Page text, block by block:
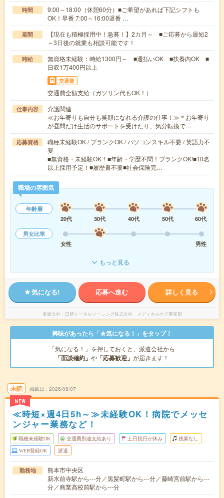
時間
9:00～18:00（休憩60分）■ご希望があれば下記シフトも
OK！早番 7:00～16:00遅番 …
期間
【現在も積極採用中！急募！】2カ月～ ■ご応募から最短2
～3日後の就業も相談可能です！
時給
無資格未経験：時給1300円～ ■週払いOK ■扶養内OK ■
日収1万400円以上
交通費
交通費全額支給（ガソリン代もOK！）
仕事内容
介護関連
≪お年寄りも自分も笑顔になれる介護の仕事！≫＊お年寄り
が昼間だけ生活のサポートを受けたり、気分転換で…
応募資格
職種未経験OK / ブランクOK / パソコンスキル不要 / 英語力不
要
■無資格・未経験OK！■年齢・学歴不問！ブランクOK!■10名
以上採用予定！■履歴書不要■社会保険完…
職場の雰囲気
年齢層
20代
30代 40代 50代
60代
男女比率
女性
男性
もっと見る
気になる! 応募へ進む 詳しく見る
派遣会社 日研トータルソーシング株式会社 メディカルケア事業部
興味があったら「★気になる！」をタップ！
「気になる！」を押しておくと、派遣会社から
「面談確約」 や 「応募歓迎」 が届きます！
未読
NEW
掲載日 2026/08/07
≪時短×週4日5h～≫未経験OK！病院でメッセ
ンジャー業務など！
職種未経験OK 交通費別途支給あり 土日祝日が休み 残業なし
WEB登録OK 派遣
勤務地
熊本市中央区
新水前寺駅から---分／黒髪町駅から---分／藤崎宮前駅から---
分／商業高校前駅から---分